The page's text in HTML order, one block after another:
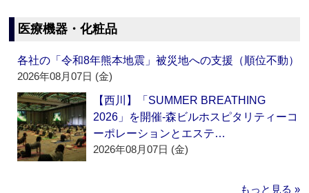
医療機器・化粧品
各社の「令和8年熊本地震」被災地への支援（順位不動）
2026年08月07日 (金)
【西川】「SUMMER BREATHING
2026」を開催‐森ビルホスピタリティーコ
ーポレーションとエステ…
2026年08月07日 (金)
もっと見る »